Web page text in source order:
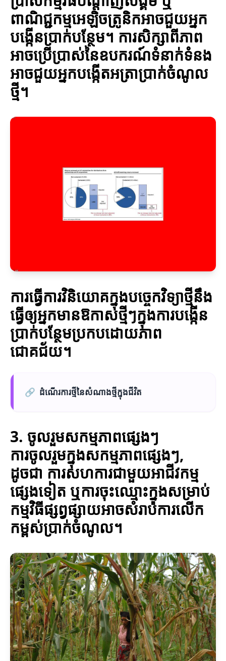
ពាណិជ្ជកម្មអេឡិចត្រូនិកអាចជួយអ្នក
បង្កើនប្រាក់បន្ថែម។ ការសិក្សាពីភាព
អាចប្រើប្រាស់នៃឧបករណ៍ទំនាក់ទំនង
អាចជួយអ្នកបង្កើតអត្រាប្រាក់ចំណូល
ថ្មី។
ការធ្វើការវិនិយោគក្នុងបច្ចេកវិទ្យាថ្មីនឹង
ធ្វើឲ្យអ្នកមានឱកាសថ្មីៗក្នុងការបង្កើន
ប្រាក់បន្ថែមប្រកបដោយភាព
ជោគជ័យ។
🔗 ដំណើរការថ្មីនៃសំណាងថ្មីក្នុងជីវិត
3. ចូលរួមសកម្មភាពផ្សេងៗ
ការចូលរួមក្នុងសកម្មភាពផ្សេងៗ,
ដូចជា ការសហការជាមួយអាជីវកម្ម
ផ្សេងទៀត ឬការចុះឈ្មោះក្នុងសម្រាប់
កម្មវិធីផ្សព្វផ្សាយអាចសំរាប់ការលើក
កម្ពស់ប្រាក់ចំណូល។